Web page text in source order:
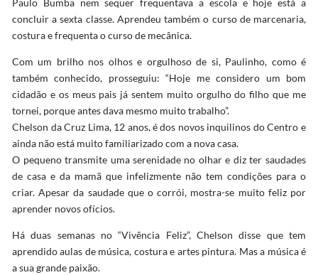
Paulo Bumba nem sequer frequentava a escola e hoje está a
concluir a sexta classe. Aprendeu também o curso de marcenaria,
costura e frequenta o curso de mecânica.
Com um brilho nos olhos e orgulhoso de si, Paulinho, como é
também conhecido, prosseguiu: “Hoje me considero um bom
cidadão e os meus pais já sentem muito orgulho do filho que me
tornei, porque antes dava mesmo muito trabalho”.
Chelson da Cruz Lima, 12 anos, é dos novos inquilinos do Centro e
ainda não está muito familiarizado com a nova casa.
O pequeno transmite uma serenidade no olhar e diz ter saudades
de casa e da mamã que infelizmente não tem condições para o
criar. Apesar da saudade que o corrói, mostra-se muito feliz por
aprender novos ofícios.
Há duas semanas no “Vivência Feliz”, Chelson disse que tem
aprendido aulas de música, costura e artes pintura. Mas a música é
a sua grande paixão.